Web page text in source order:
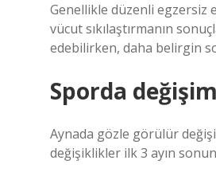
Genellikle düzenli egzersiz
vücut sıkılaştırmanın
edebilirken, daha belirgin
Sporda
Aynada gözle görülür
değişiklikler ilk 3 ayın